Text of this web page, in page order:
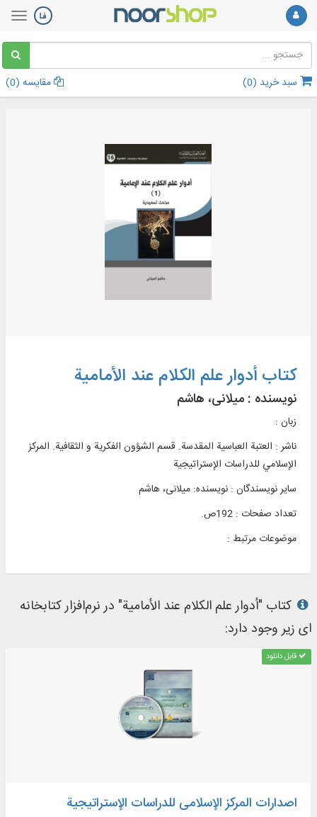
سبد خرید (0
) مقایسه (0
)
کتاب أدوار علم الکلام عند الأمامیة
نویسنده : میلانی، هاشم
زبان :
ناشر : العتبة العباسية المقدسة. قسم الشؤون الفکرية و الثقافية. المرکز
الإسلامي للدراسات الإستراتيجية
سایر نویسندگان : نویسنده: میلانی، هاشم
تعداد صفحات : 192ص.
موضوعات مرتبط :
کتاب "أدوار علم الکلام عند الأمامیة" در نرم‌افزار کتابخانه
ای زیر وجود دارد:
قابل دانلود
اصدارات المرکز الإسلامی للدراسات الإستراتیجیة